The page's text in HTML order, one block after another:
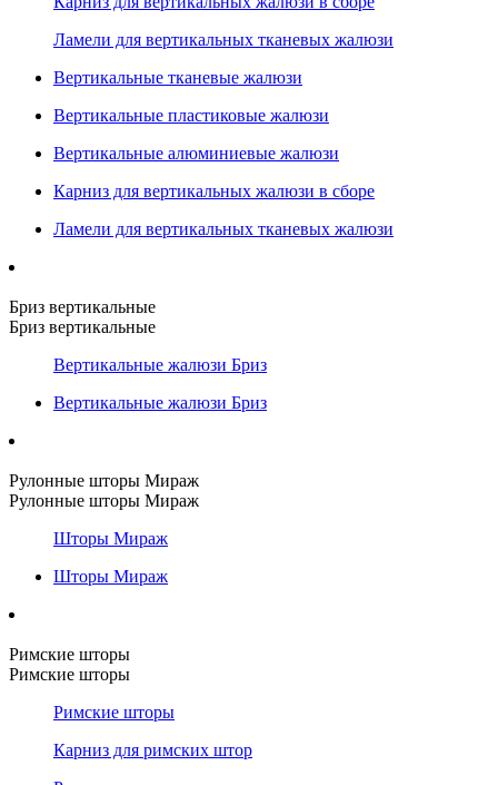
Ламели для вертикальных тканевых жалюзи
Вертикальные тканевые жалюзи
Вертикальные пластиковые жалюзи
Вертикальные алюминиевые жалюзи
Карниз для вертикальных жалюзи в сборе
Ламели для вертикальных тканевых жалюзи
Бриз вертикальные
Бриз вертикальные
Вертикальные жалюзи Бриз
Вертикальные жалюзи Бриз
Рулонные шторы Мираж
Рулонные шторы Мираж
Шторы Мираж
Шторы Мираж
Римские шторы
Римские шторы
Римские шторы
Карниз для римских штор